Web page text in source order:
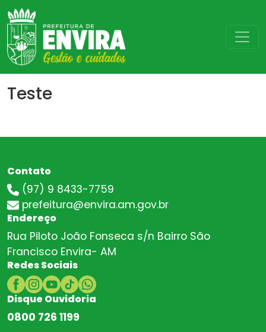
Teste
TESTE
Por
Contato
(97) 9 8433-7759
prefeitura@envira.am.gov.br
Endereço
Rua Piloto João Fonseca s/n Bairro São
Francisco Envira- AM
Redes Sociais
Disque Ouvidoria
0800 726 1199